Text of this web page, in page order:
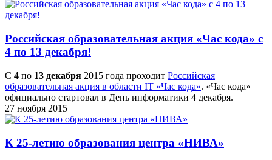
Российская образовательная акция «Час кода» с
4 по 13 декабря!
С 4 по 13 декабря 2015 года проходит Российская
образовательная акция в области IT «Час кода». «Час кода»
официально стартовал в День информатики 4 декабря.
27 ноября 2015
К 25-летию образования центра «НИВА»